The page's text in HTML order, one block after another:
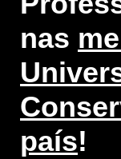
nas
país!